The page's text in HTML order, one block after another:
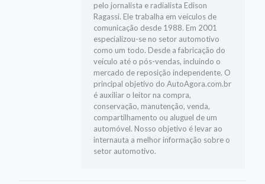
pelo jornalista e radialista Edison
Ragassi. Ele trabalha em veículos de
comunicação desde 1988. Em 2001
especializou-se no setor automotivo
como um todo. Desde a fabricação do
veículo até o pós-vendas, incluindo o
mercado de reposição independente. O
principal objetivo do AutoAgora.com.br
é auxiliar o leitor na compra,
conservação, manutenção, venda,
compartilhamento ou aluguel de um
automóvel. Nosso objetivo é levar ao
internauta a melhor informação sobre o
setor automotivo.